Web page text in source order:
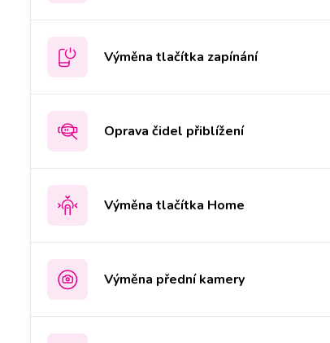
Výměna tlačítka zapínání
Oprava čidel přiblížení
Výměna tlačítka Home
Výměna přední kamery